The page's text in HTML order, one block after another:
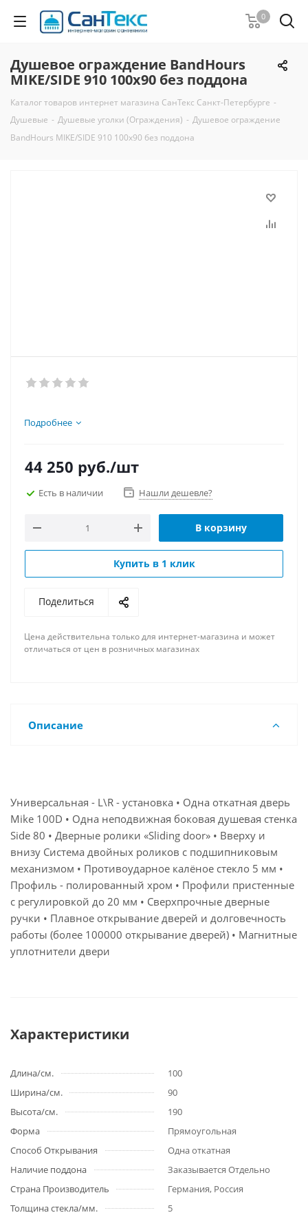
0
Душевое ограждение BandHours
MIKE/SIDE 910 100х90 без поддона
Каталог товаров интернет магазина СанТекс Санкт-Петербурге -
Душевые - Душевые уголки (Ограждения) - Душевое ограждение
BandHours MIKE/SIDE 910 100х90 без поддона
Подробнее
44 250 руб./шт
Есть в наличии Нашли дешевле?
В корзину
Купить в 1 клик
Поделиться
Цена действительна только для интернет-магазина и может
отличаться от цен в розничных магазинах
Описание
Универсальная - L\R - установка • Одна откатная дверь
Mike 100D • Одна неподвижная боковая душевая стенка
Side 80 • Дверные ролики «Sliding door» • Вверху и
внизу Система двойных роликов с подшипниковым
механизмом • Противоударное калёное стекло 5 мм •
Профиль - полированный хром • Профили пристенные
с регулировкой до 20 мм • Сверхпрочные дверные
ручки • Плавное открывание дверей и долговечность
работы (более 100000 открывание дверей) • Магнитные
уплотнители двери
Характеристики
Длина/см.
100
Ширина/см.
90
Высота/см.
190
Форма
Прямоугольная
Способ Открывания
Одна откатная
Наличие поддона
Заказывается Отдельно
Страна Производитель
Германия, Россия
Толщина стекла/мм.
5